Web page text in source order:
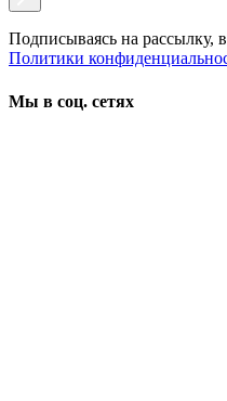
Подписываясь на рассылку,
Политики
Мы в соц. сетях